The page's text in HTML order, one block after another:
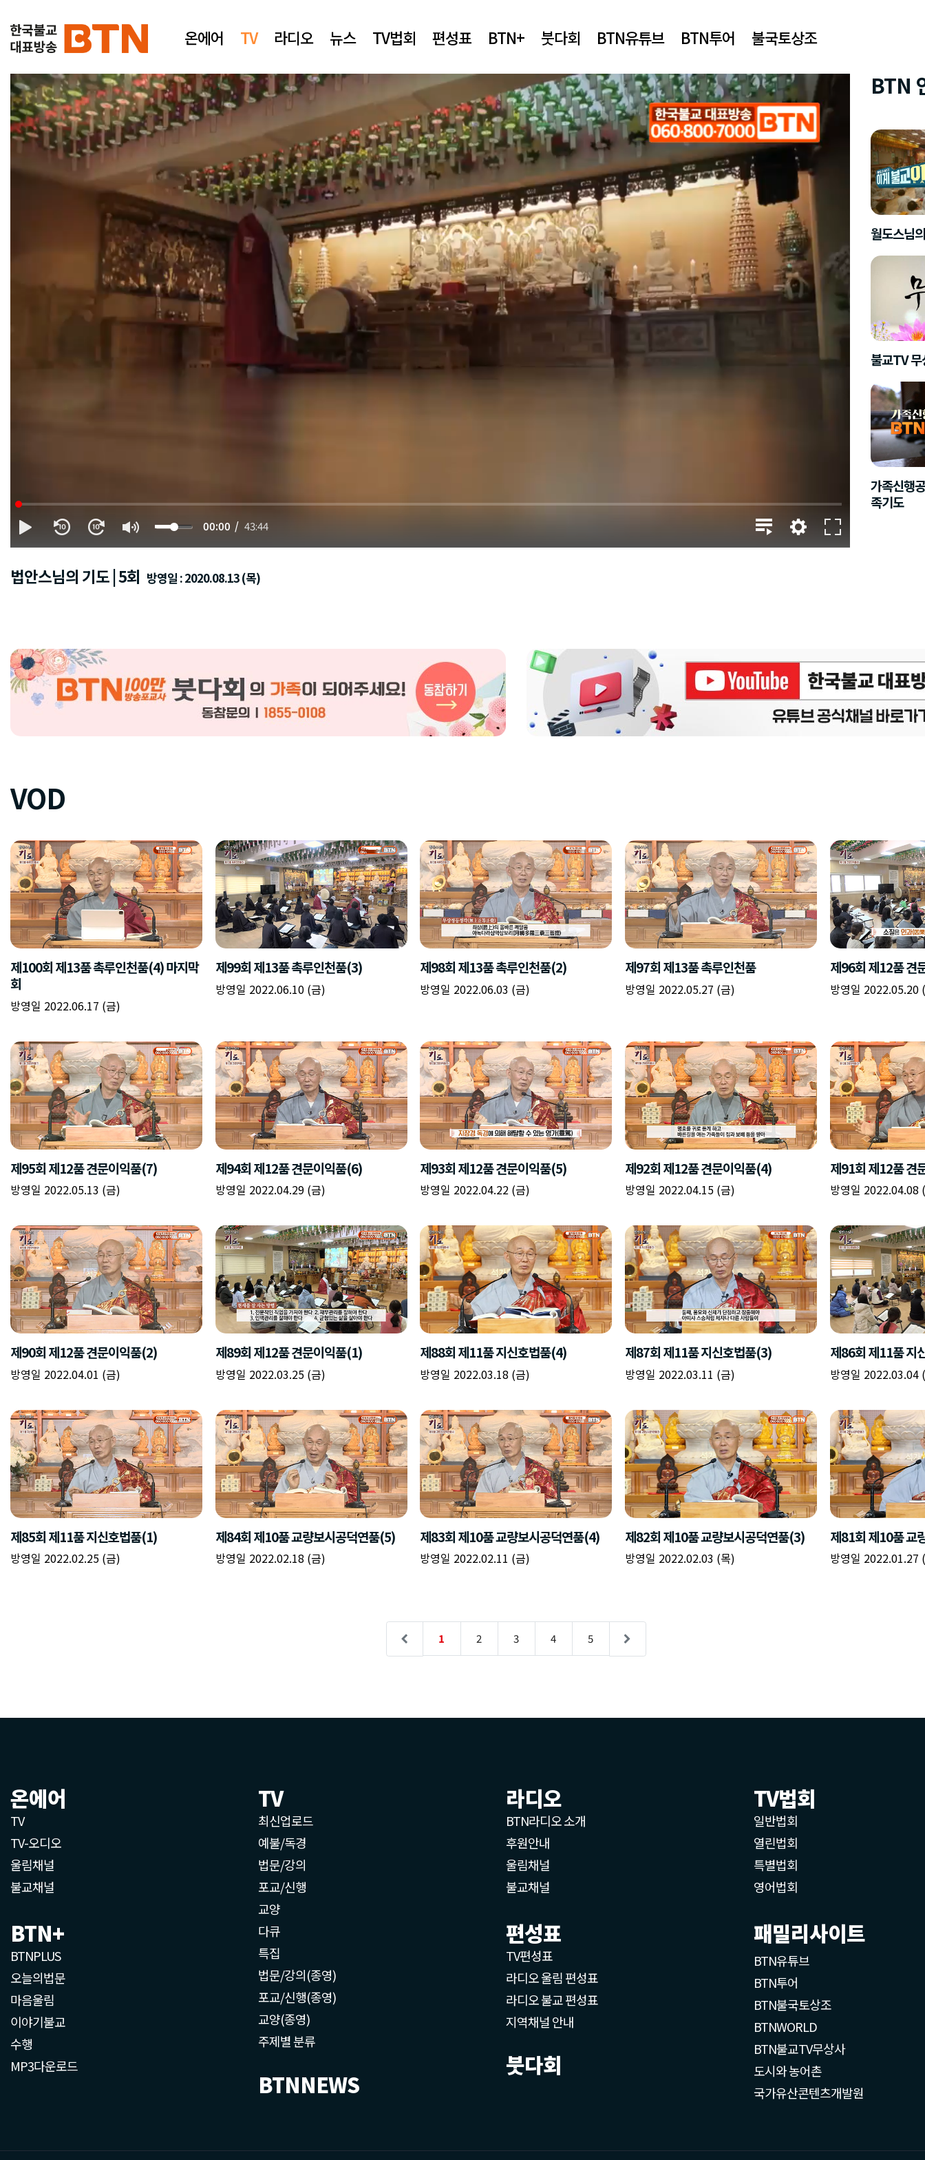
온에어 TV 라디오 뉴스 TV법회 편성표 BTN+ 붓다회 BTN유튜브 BTN투어 불국토상조
00:00 43:44
정
책
갈
피
입
력
이름
시간
확인
닫기
구
간
반
복
입
력
이름
시작시간
종료시간
확인
닫기
플
레
이
리
스
트
추
가
이름
주소
이미지
확인
닫기
BTN
월도스님
불교TV
가족신행
족기도
법안스님의 기도 | 5회 방영일 : 2020.08.13 (목)
온에어
TV
TV-오디오
울림채널
불교채널
BTN+
BTNPLUS
오늘의법문
마음울림
이야기불교
수행
MP3다운로드
TV
최신업로드
예불/독경
법문/강의
포교/신행
교양
다큐
특집
법문/강의(종영)
포교/신행(종영)
교양(종영)
주제별 분류
BTNNEWS
라디오
BTN라디오 소개
후원안내
울림채널
불교채널
편성표
TV편성표
라디오 울림 편성표
라디오 불교 편성표
지역채널 안내
붓다회
TV법회
일반법회
열린법회
특별법회
영어법회
패밀리사이트
BTN유튜브
BTN투어
BTN불국토상조
BTNWORLD
BTN불교TV무상사
도시와 농어촌
국가유산콘텐츠개발원